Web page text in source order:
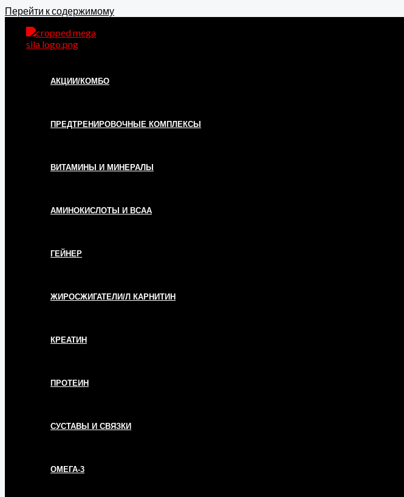
Перейти к содержимому
АКЦИИ/КОМБО
ПРЕДТРЕНИРОВОЧНЫЕ КОМПЛЕКСЫ
ВИТАМИНЫ И МИНЕРАЛЫ
АМИНОКИСЛОТЫ И ВСАА
ГЕЙНЕР
ЖИРОСЖИГАТЕЛИ/Л КАРНИТИН
КРЕАТИН
ПРОТЕИН
СУСТАВЫ И СВЯЗКИ
ОМЕГА-3